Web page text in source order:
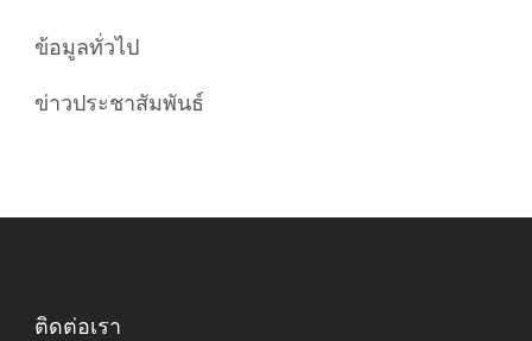
ข้อมูลทั่วไป
ข่าวประชาสัมพันธ์
ติดต่อเรา